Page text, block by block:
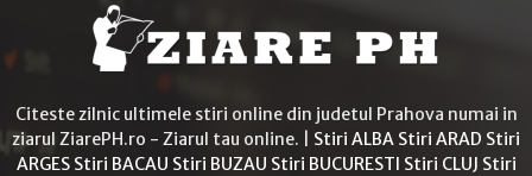
Citeste zilnic ultimele stiri online din judetul Prahova numai in
ziarul ZiarePH.ro - Ziarul tau online. | Stiri ALBA Stiri ARAD Stiri
ARGES Stiri BACAU Stiri BUZAU Stiri BUCURESTI Stiri CLUJ Stiri